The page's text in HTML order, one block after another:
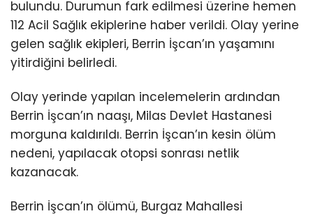
bulundu. Durumun fark edilmesi üzerine hemen
112 Acil Sağlık ekiplerine haber verildi. Olay yerine
gelen sağlık ekipleri, Berrin İşcan’ın yaşamını
yitirdiğini belirledi.
Olay yerinde yapılan incelemelerin ardından
Berrin İşcan’ın naaşı, Milas Devlet Hastanesi
morguna kaldırıldı. Berrin İşcan’ın kesin ölüm
nedeni, yapılacak otopsi sonrası netlik
kazanacak.
Berrin İşcan’ın ölümü, Burgaz Mahallesi